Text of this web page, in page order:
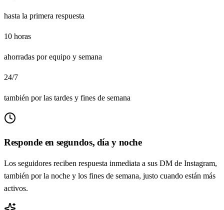
hasta la primera respuesta
10 horas
ahorradas por equipo y semana
24/7
también por las tardes y fines de semana
Responde en segundos, día y noche
Los seguidores reciben respuesta inmediata a sus DM de Instagram,
también por la noche y los fines de semana, justo cuando están más
activos.